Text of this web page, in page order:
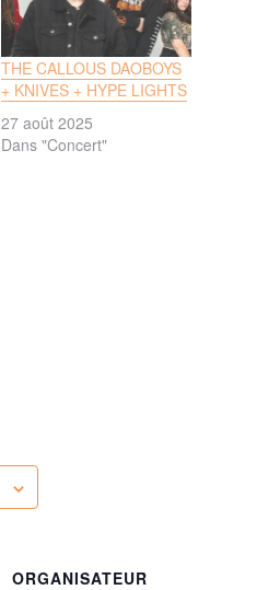
THE CALLOUS DAOBOYS
+ KNIVES + HYPE LIGHTS
27 août 2025
Dans "Concert"
ORGANISATEUR